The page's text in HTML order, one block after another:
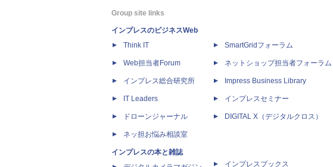
Group site links
インプレスのビジネスWeb
Think IT
Web担当者Forum
インプレス総合研究所
IT Leaders
ドローンジャーナル
ネッ担お悩み相談室
インプレスの本と雑誌
SmartGridフォーラム
ネットショップ担当者フォーラム
Impress Business Library
インプレスセミナー
DIGITAL X（デジタルクロス）
インプレスブックス